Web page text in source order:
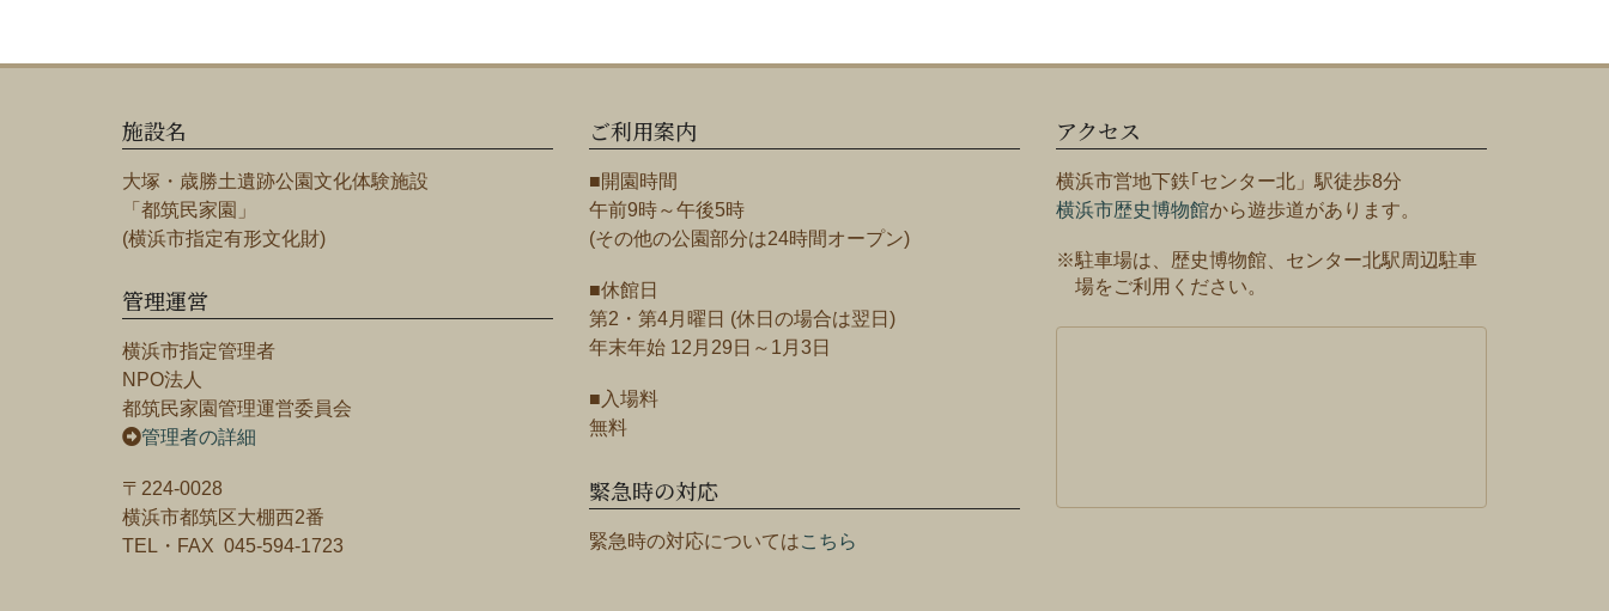
施設名
大塚・歳勝土遺跡公園文化体験施設
「都筑民家園」
(横浜市指定有形文化財)
管理運営
横浜市指定管理者
NPO法人
都筑民家園管理運営委員会
管理者の詳細
〒224-0028
横浜市都筑区大棚西2番
TEL・FAX 045-594-1723
ご利用案内
■開園時間
午前9時～午後5時
(その他の公園部分は24時間オープン)
■休館日
第2・第4月曜日 (休日の場合は翌日)
年末年始 12月29日～1月3日
■入場料
無料
緊急時の対応
緊急時の対応についてはこちら
アクセス
横浜市営地下鉄｢センター北」駅徒歩8分
横浜市歴史博物館から遊歩道があります。
※駐車場は、歴史博物館、センター北駅周辺駐車
場をご利用ください。